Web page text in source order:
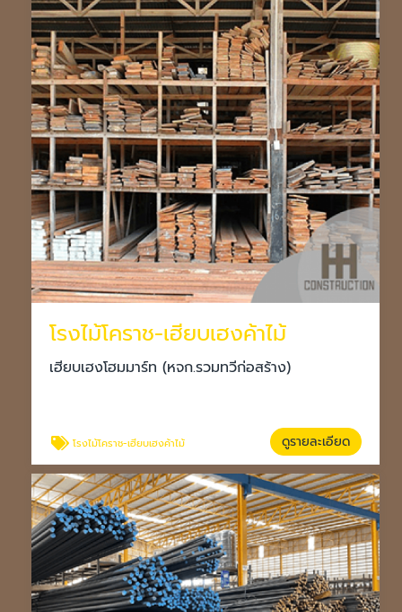
โรงไม้โคราช-เฮียบเฮงค้าไม้
เฮียบเฮงโฮมมาร์ท (หจก.รวมทวีก่อสร้าง)
โรงไม้โคราช-เฮียบเฮงค้าไม้ ดูรายละเอียด